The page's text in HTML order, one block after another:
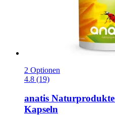
2 Optionen
4.8 (19)
anatis Naturprodukte
Kapseln